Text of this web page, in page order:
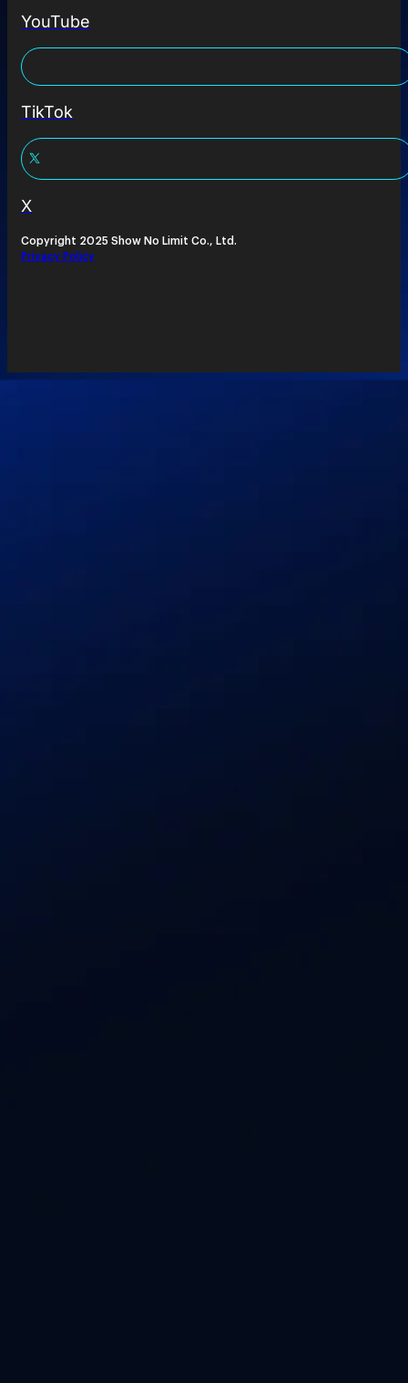
YouTube
TikTok
X
Copyright 2025 Show No Limit Co., Ltd.
Privacy Policy